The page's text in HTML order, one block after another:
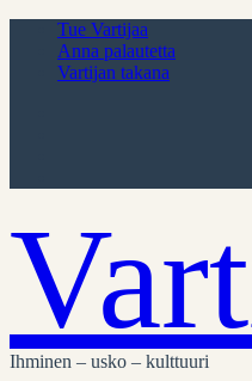
Tue Vartijaa
Anna palautetta
Vartijan takana
Ihminen – usko – kulttuuri